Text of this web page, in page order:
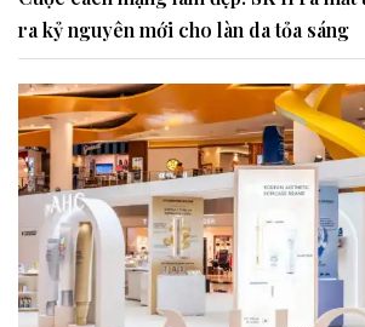
ra kỷ nguyên mới cho làn da tỏa sáng